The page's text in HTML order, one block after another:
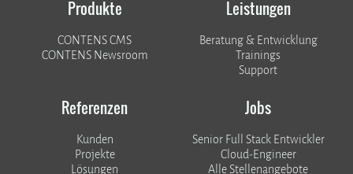
Produkte
CONTENS CMS
CONTENS Newsroom
Leistungen
Beratung & Entwicklung
Trainings
Support
Referenzen
Kunden
​​​​​​​Projekte
Lösungen
Jobs
Senior Full Stack Entwickler
Cloud-Engineer
Alle Stellenangebote